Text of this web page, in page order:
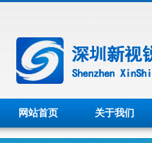
网站首页 关于我们